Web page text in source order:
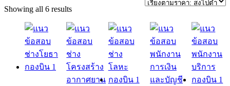
Showing all 6 resultsSorted
price:
high
to
low